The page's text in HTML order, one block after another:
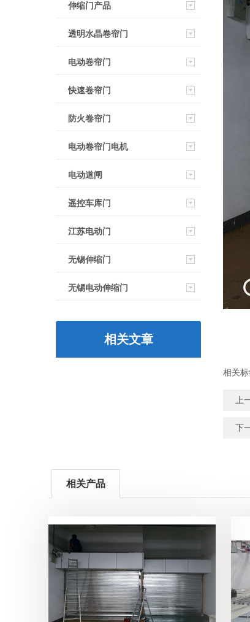
伸缩门产品
透明水晶卷帘门
电动卷帘门
快速卷帘门
防火卷帘门
电动卷帘门电机
电动道闸
遥控车库门
江苏电动门
无锡伸缩门
无锡电动伸缩门
相关文章
相关标
上
下
相关产品